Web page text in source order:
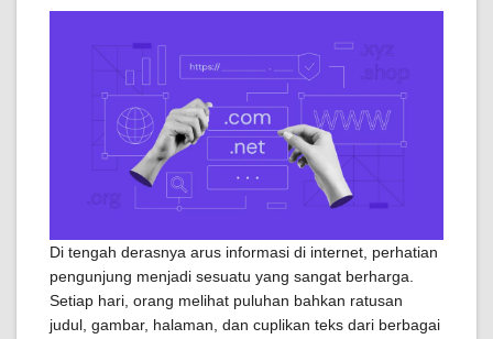
Di tengah derasnya arus informasi di internet, perhatian
pengunjung menjadi sesuatu yang sangat berharga.
Setiap hari, orang melihat puluhan bahkan ratusan
judul, gambar, halaman, dan cuplikan teks dari berbagai